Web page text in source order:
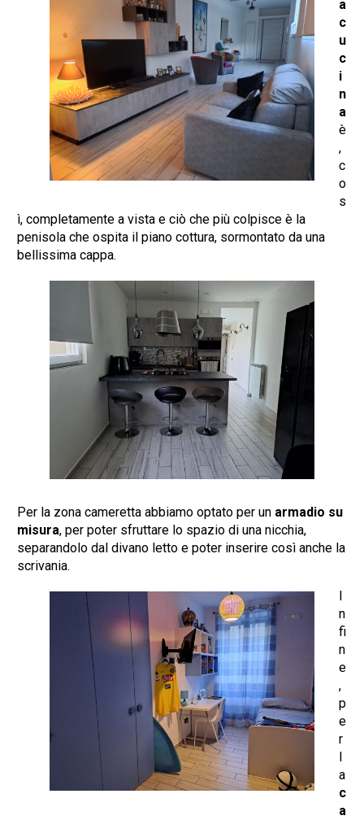
a
c
u
c
i
n
a
è
,
c
o
s
ì, completamente a vista e ciò che più colpisce è la
penisola che ospita il piano cottura, sormontato da una
bellissima cappa.
Per la zona cameretta abbiamo optato per un armadio su
misura, per poter sfruttare lo spazio di una nicchia,
separandolo dal divano letto e poter inserire così anche la
scrivania.
I
n
fi
n
e
,
p
e
r
l
a
c
a